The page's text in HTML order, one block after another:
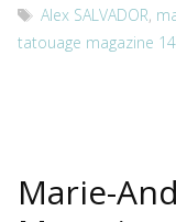
Étiquettes
Alex SALVADOR,
tatouage magazine
Marie-